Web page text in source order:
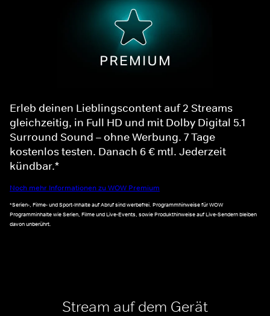
Erleb deinen Lieblingscontent auf 2 Streams
gleichzeitig, in Full HD und mit Dolby Digital 5.1
Surround Sound – ohne Werbung. 7 Tage
kostenlos testen. Danach 6 € mtl. Jederzeit
kündbar.*
Noch mehr Informationen zu WOW Premium
*Serien-, Filme- und Sport-Inhalte auf Abruf sind werbefrei. Programmhinweise für WOW
Programminhalte wie Serien, Filme und Live-Events, sowie Produkthinweise auf Live-Sendern bleiben
davon unberührt.
Stream auf dem Gerät